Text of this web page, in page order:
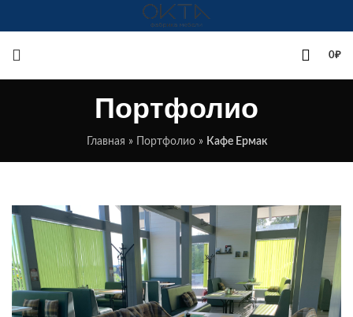
0₽
Портфолио
Главная » Портфолио» Кафе Ермак